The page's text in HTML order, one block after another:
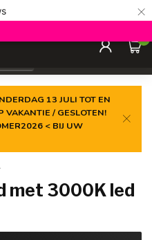
×
0
13 JULI TOT EN
VAKANTIE / GESLOTEN!
< BIJ UW
met 3000K led